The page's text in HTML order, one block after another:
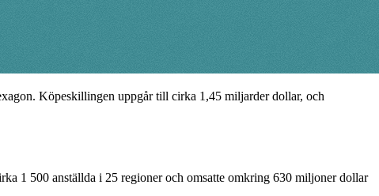
Köpeskillingen uppgår till cirka 1,45 miljarder dollar, och
1 500 anställda i 25 regioner och omsatte omkring 630 miljoner dollar